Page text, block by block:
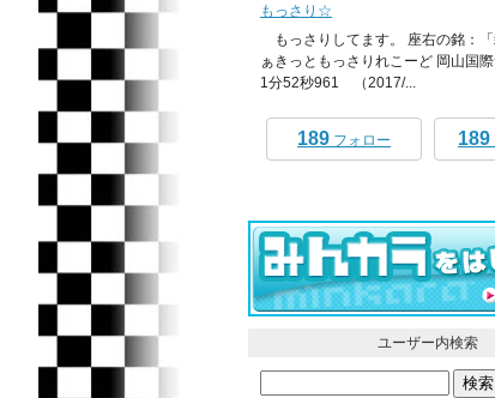
もっさり☆
もっさりしてます。 座右の銘：「
ぁきっともっさりれこーど 岡山国
1分52秒961 （2017/...
189 フォロー 189
ユーザー内検索